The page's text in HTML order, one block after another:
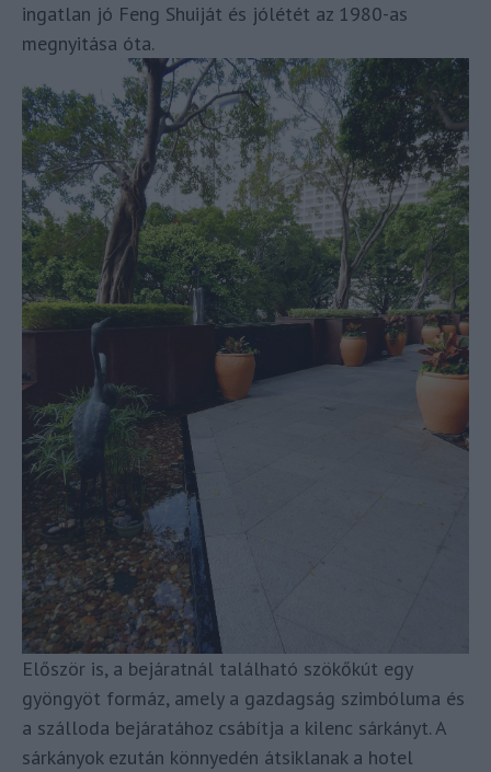
ingatlan jó Feng Shuiját és jólétét az 1980-as
megnyitása óta.
Először is, a bejáratnál található szökőkút egy
gyöngyöt formáz, amely a gazdagság szimbóluma és
a szálloda bejáratához csábítja a kilenc sárkányt. A
sárkányok ezután könnyedén átsiklanak a hotel